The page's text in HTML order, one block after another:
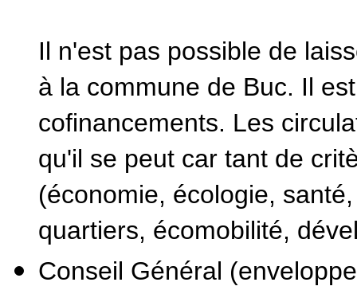
Il n'est pas possible de
à la commune de Buc. Il
cofinancements. Les
qu'il se peut car tant de
(économie, écologie,
quartiers, écomobilité,
Conseil Général